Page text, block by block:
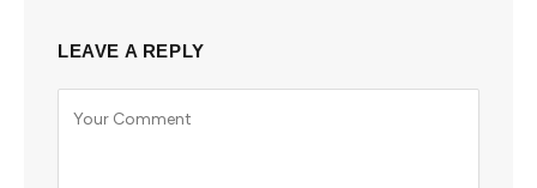
LEAVE A REPLY